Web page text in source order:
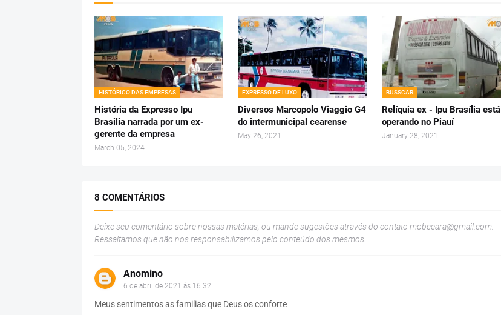
HISTÓRICO DAS EMPRESAS
História da Expresso Ipu
Brasilia narrada por um ex-
gerente da empresa
March 05, 2024
EXPRESSO DE LUXO
Diversos Marcopolo Viaggio G4
do intermunicipal cearense
May 26, 2021
BUSSCAR
Relíquia ex - Ipu Brasília está
operando no Piauí
January 28, 2021
8 COMENTÁRIOS
Deixe seu comentário sobre nossas matérias, ou mande sugestões através do contato mobceara@gmail.com.
Ressaltamos que não nos responsabilizamos pelo conteúdo dos mesmos.
Anomino
6 de abril de 2021 às 16:32
Meus sentimentos as familias que Deus os conforte